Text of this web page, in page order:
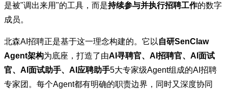
是被"调出来用"的工具，而是持续参与并执行招聘工作的数字
成员。
北森AI招聘正是基于这一理念构建的。它以 自研SenClaw
Agent架构为底座，打造了由AI寻聘官、AI招聘官、AI面试
官、AI面试助手、AI应聘助手5大专家级Agent组成的AI招聘
专家团。每个Agent都有明确的职责边界，同时又深度协同